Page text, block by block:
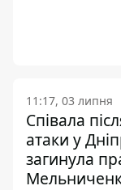
11:17, 03 липня
Співала
атаки у
загинула